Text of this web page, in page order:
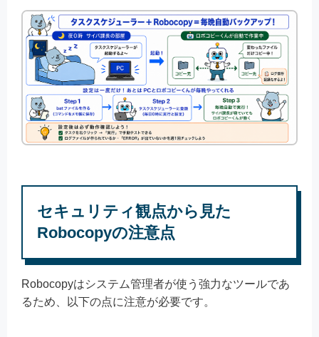
セキュリティ観点から見た
Robocopyの注意点
Robocopyはシステム管理者が使う強力なツールであ
るため、以下の点に注意が必要です。